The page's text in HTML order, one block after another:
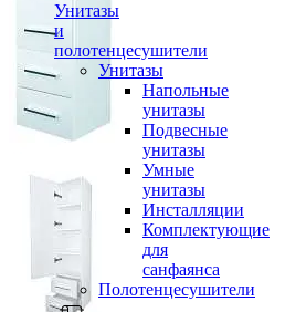
Унитазы
и
полотенцесушители
Унитазы
Напольные
унитазы
Подвесные
унитазы
Умные
унитазы
Инсталляции
Комплектующие
для
санфаянса
Полотенцесушители